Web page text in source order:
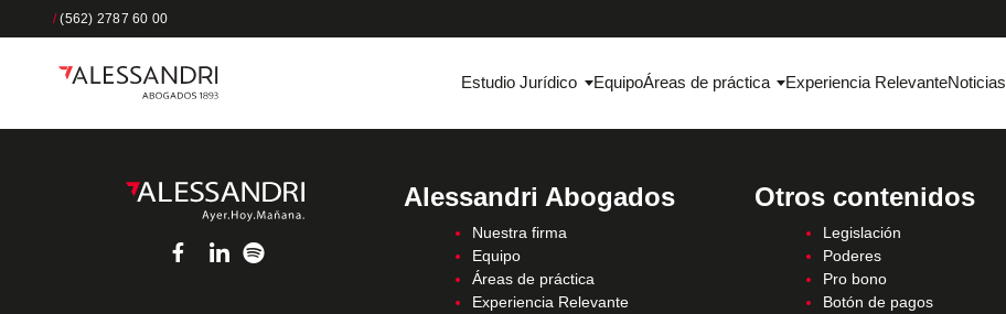
/(562) 2787 60 00
Estudio Jurídico EquipoÁreas de práctica Experiencia RelevanteNoticias
Alessandri Abogados
Nuestra firma
Equipo
Áreas de práctica
Experiencia Relevante
Otros contenidos
Legislación
Poderes
Pro bono
Botón de pagos